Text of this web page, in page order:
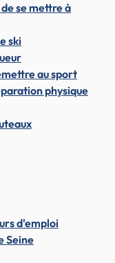
se mettre à
ski
au sport
physique
d'emploi
Seine